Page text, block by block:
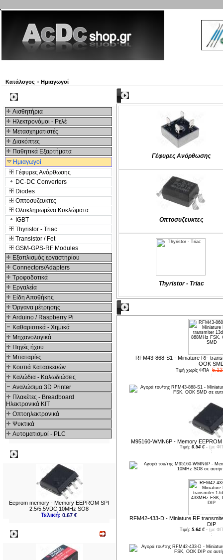
Κατάλογος » Hμιαγωγοί
Αισθητήρια
Ηλεκτρονόμοι - Ρελέ
Μετασχηματιστές
Διακόπτες
Παθητικά Εξαρτήματα
Hμιαγωγοί
Γέφυρες Ανόρθωσης
DC-DC Converters
Diodes
Οπτοσυζευκτες
Ολοκληρωμένα Κυκλώματα
IGBT
Thyristor - Triac
Transistor / Fet
GSM-GPS-RF Modules
Εξοπλισμός εργαστηρίου
Connectors/Adapters
Τροφοδοτικά
Εργαλεία
Είδη Αποθήκης
Όργανα μέτρησης
Arduino / Raspberry Pi
Καθαριστικά - Χημικά
Μηχανολογικά
Πηγές ήχου
Μπαταρίες
Κουτιά Κατασκευών
Καλώδια - Καλωδιώσεις
Αναλώσιμα 3D Printer
Πλακέτες - Breadboard
Ηλεκτρονικά ΚΙΤ
Οπτοηλεκτρονικά
Ψυκτικά
Αυτοματισμοί - PLC
Eeprom memory - Memory EEPROM SPI
2.5/5.5VDC 10MHz SO8
Τελική:0.67 €
Γέφυρες Ανόρθωσης
Οπτοσυζευκτες
Thyristor - Triac
RFM43-868-S1 - Miniature RF
OOK
Τιμή χωρίς ΦΠΑ
M95160-WMN6P - Memory
Τιμή: 0.54 €- (με
RFM42-433-D - Miniature RF
DIP
Τιμή: 5.64 €- (με